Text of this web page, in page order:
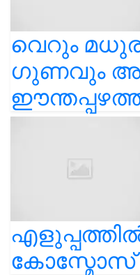
വെറും
ഗുണവും
കോസ്മോസ്